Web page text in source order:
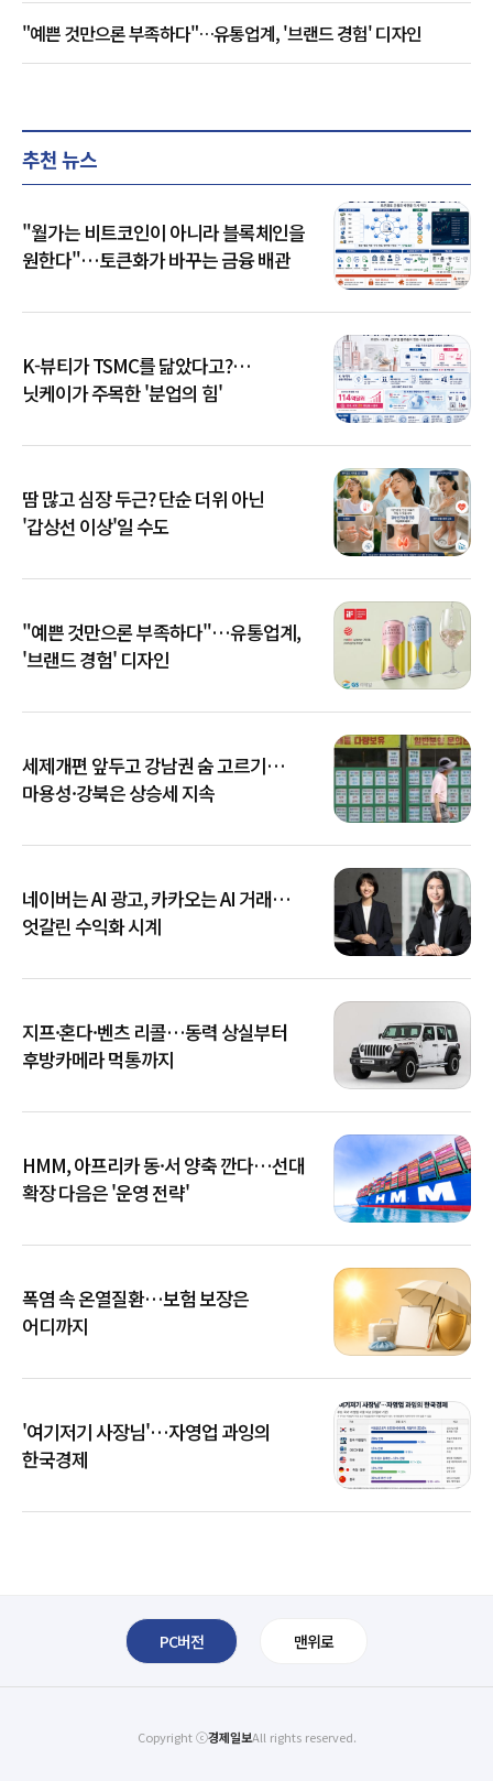
"예쁜 것만으론 부족하다"…유통업계, '브랜드 경험' 디자인
추천 뉴스
"월가는 비트코인이 아니라 블록체인을
원한다"…토큰화가 바꾸는 금융 배관
K-뷰티가 TSMC를 닮았다고?…
닛케이가 주목한 '분업의 힘'
땀 많고 심장 두근? 단순 더위 아닌
'갑상선 이상'일 수도
"예쁜 것만으론 부족하다"…유통업계,
'브랜드 경험' 디자인
세제개편 앞두고 강남권 숨 고르기…
마용성·강북은 상승세 지속
네이버는 AI 광고, 카카오는 AI 거래…
엇갈린 수익화 시계
지프·혼다·벤츠 리콜…동력 상실부터
후방카메라 먹통까지
HMM, 아프리카 동·서 양축 깐다…선대
확장 다음은 '운영 전략'
폭염 속 온열질환…보험 보장은
어디까지
'여기저기 사장님'…자영업 과잉의
한국경제
PC버전 맨위로
Copyright ⓒ경제일보All rights reserved.